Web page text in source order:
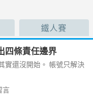
鐵人賽
四條責任邊界
實還沒開始。 帳號只解決
言